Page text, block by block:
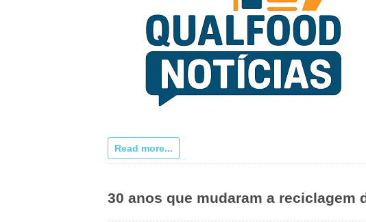
Read more...
30 anos que mudaram a reciclagem